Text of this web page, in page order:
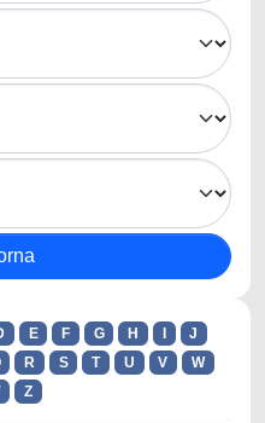
E F G H
J
R S T U V
W
Z